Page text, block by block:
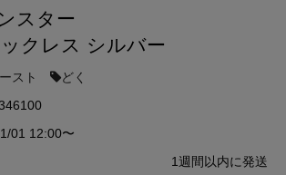
スター
クレス シルバー
スト
どく
01 12:00〜
1週間以内に発送